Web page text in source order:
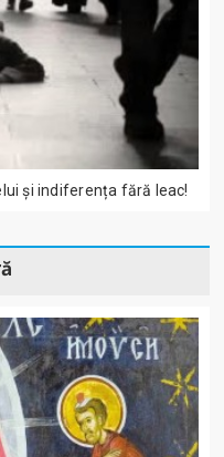
și indiferența fără leac!